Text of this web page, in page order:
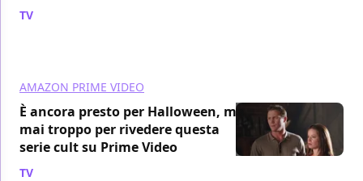
TV
AMAZON PRIME VIDEO
È ancora presto per Halloween, ma
mai troppo per rivedere questa
serie cult su Prime Video
TV